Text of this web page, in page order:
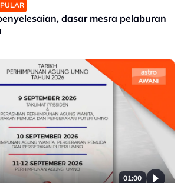
dasar mesra pelaburan
01:00